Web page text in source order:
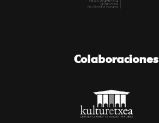
Colaboraciones